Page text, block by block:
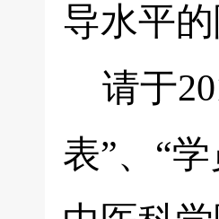
导水平
请于
表”、“